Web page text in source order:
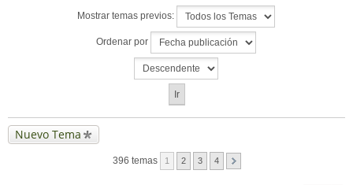
Mostrar temas previos:
Ordenar por
Nuevo Tema
396 temas 1 2 3 4